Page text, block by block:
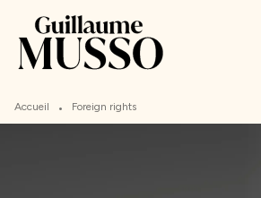
MENU CONTENU
Accueil • Foreign rights